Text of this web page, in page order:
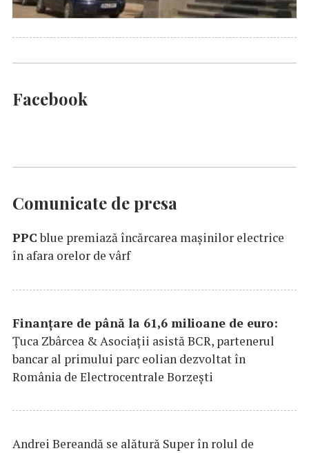
Facebook
Comunicate de presa
PPCblue premiază încărcarea maşinilor electrice
în afara orelor de vârf
Finanțare de până la 61,6 milioane de euro:
Țuca Zbârcea & Asociații asistă BCR, partenerul
bancar al primului parc eolian dezvoltat în
România de Electrocentrale Borzești
Andrei Bereandă se alătură Super în rolul de